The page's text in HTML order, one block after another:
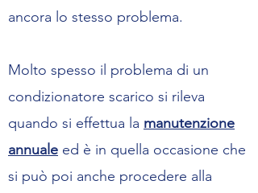
ancora lo stesso problema.
Molto spesso il problema di un
condizionatore scarico si rileva
quando si effettua la manutenzione
annuale ed è in quella occasione che
si può poi anche procedere alla